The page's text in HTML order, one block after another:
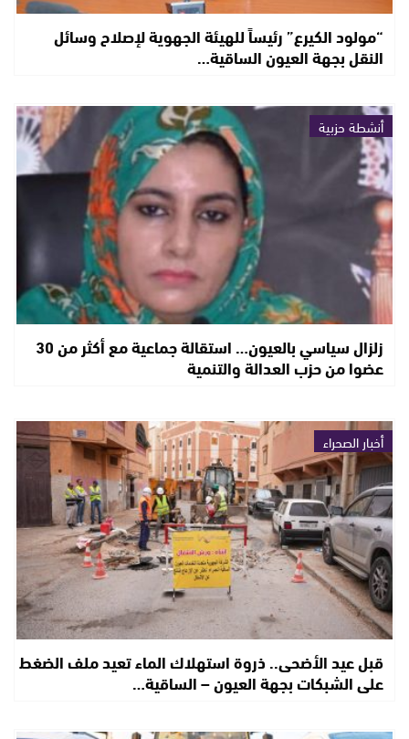
“مولود الكيرع” رئيساً للهيئة الجهوية لإصلاح وسائل
النقل بجهة العيون الساقية…
أنشطة حزبية
زلزال سياسي بالعيون… استقالة جماعية مع أكثر من 30
عضوا من حزب العدالة والتنمية
أخبار الصحراء
قبل عيد الأضحى.. ذروة استهلاك الماء تعيد ملف الضغط
على الشبكات بجهة العيون – الساقية…